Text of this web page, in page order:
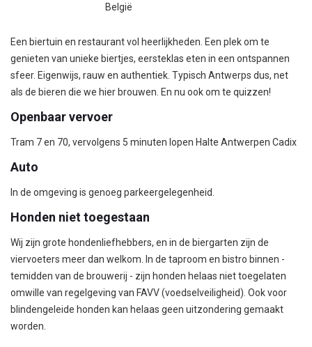
België
Een biertuin en restaurant vol heerlijkheden. Een plek om te
genieten van unieke biertjes, eersteklas eten in een ontspannen
sfeer. Eigenwijs, rauw en authentiek. Typisch Antwerps dus, net
als de bieren die we hier brouwen. En nu ook om te quizzen!
Openbaar vervoer
Tram 7 en 70, vervolgens 5 minuten lopen Halte Antwerpen Cadix
Auto
In de omgeving is genoeg parkeergelegenheid.
Honden niet toegestaan
Wij zijn grote hondenliefhebbers, en in de biergarten zijn de
viervoeters meer dan welkom. In de taproom en bistro binnen -
temidden van de brouwerij - zijn honden helaas niet toegelaten
omwille van regelgeving van FAVV (voedselveiligheid). Ook voor
blindengeleide honden kan helaas geen uitzondering gemaakt
worden.